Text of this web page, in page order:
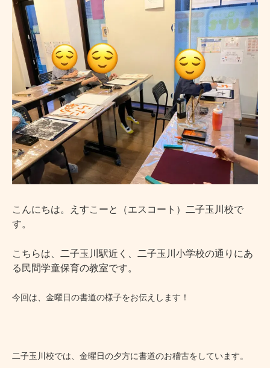
こんにちは。えすこーと（エスコート）二子玉川校で
す。
こちらは、二子玉川駅近く、二子玉川小学校の通りにあ
る民間学童保育の教室です。
今回は、金曜日の書道の様子をお伝えします！
二子玉川校では、金曜日の夕方に書道のお稽古をしています。